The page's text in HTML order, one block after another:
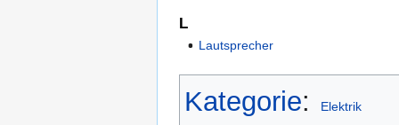
L
Lautsprecher
Kategorie: Elektrik